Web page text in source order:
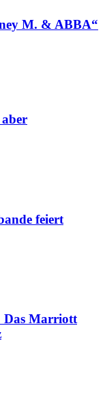
M. & ABBA“
feiert
Das Marriott